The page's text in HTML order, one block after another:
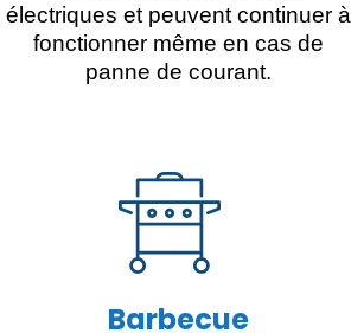
électriques et peuvent continuer à
fonctionner même en cas de
panne de courant.
Barbecue